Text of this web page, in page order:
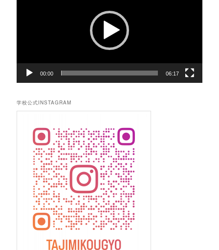
00:00 06:17
学校公式INSTAGRAM